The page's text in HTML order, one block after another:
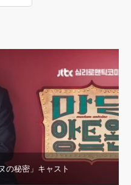
の秘密」キャスト